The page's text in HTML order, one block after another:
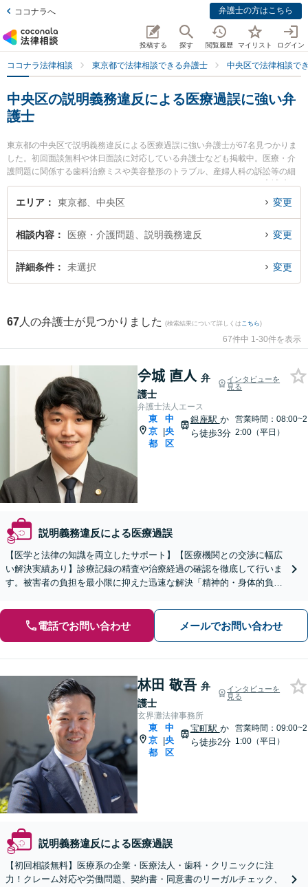
ココナラへ 弁護士の方はこちら
投稿する 探す 閲覧履歴 マイリスト ログイン
ココナラ法律相談 東京都で法律相談できる弁護士 中央区で法律相談で
中央区の説明義務違反による医療過誤に強い弁
護士
東京都の中央区で説明義務違反による医療過誤に強い弁護士が67名見つかりま
した。初回面談無料や休日面談に対応している弁護士なども掲載中。医療・介
護問題に関係する歯科治療ミスや美容整形のトラブル、産婦人科の訴訟等の細
かな分野での絞り込み検索もでき便利です。特に弁護士法人エースの𫝆城 直人
弁護士や玄界灘法律事務所の林田 敬吾弁護士、プラッサ法律事務所の増田 直毅
に弁護士に相談したい』『説明義務違反による医療過誤のトラブル解決の実績
豊富な近くの弁護士を検索したい』『初回相談無料で説明義務違反による医療
過誤を法律相談できる中央区内の弁護士に相談予約したい』などでお困りの相
エリア 東京都、中央区 変更
相談内容 医療・介護問題、説明義務違反 変更
詳細条件 未選択 変更
67 人の弁護士が見つかりました (検索結果について詳しくは こちら)
67件中 1-30件を表示
𫝆城 直人 弁
護士
インタビューを
見る
弁護士法人エース
東
京
都
|
中
央
区
銀座駅 か
ら徒歩3分
営業時間：08:00~2
2:00（平日）
説明義務違反による医療過誤
【医学と法律の知識を両立したサポート】【医療機関との交渉に幅広
い解決実績あり】診療記録の精査や治療経過の確認を徹底して行いま
す。被害者の負担を最小限に抑えた迅速な解決「精神的・身体的負担
電話でお問い合わせ メールでお問い合わせ
林田 敬吾 弁
護士
インタビューを
見る
玄界灘法律事務所
東
京
都
|
中
央
区
宝町駅 か
ら徒歩2分
営業時間：09:00~2
1:00（平日）
説明義務違反による医療過誤
【初回相談無料】医療系の企業・医療法人・歯科・クリニックに注
力！クレーム対応や労働問題、契約書・同意書のリーガルチェック、